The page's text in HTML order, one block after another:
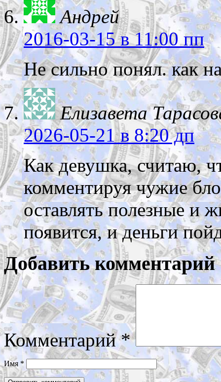
Андрей
2016-03-15в 11:00 пп
Не сильно понял. как
Елизавета
2026-05-21в 8:20 дп
Как девушка, считаю,
комментируя чужие
оставлять полезные и
появится, и деньги
Добавить комментарий
Комментарий*
Имя *